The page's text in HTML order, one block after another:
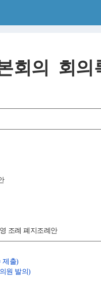
회의 회의
조례 폐지조례안
제출)
원 발의)